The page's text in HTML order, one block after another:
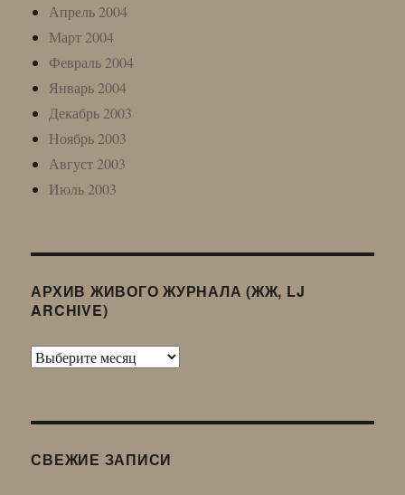
Апрель 2004
Март 2004
Февраль 2004
Январь 2004
Декабрь 2003
Ноябрь 2003
Август 2003
Июль 2003
АРХИВ ЖИВОГО ЖУРНАЛА (ЖЖ, LJ
ARCHIVE)
Архив
LJ
СВЕЖИЕ ЗАПИСИ